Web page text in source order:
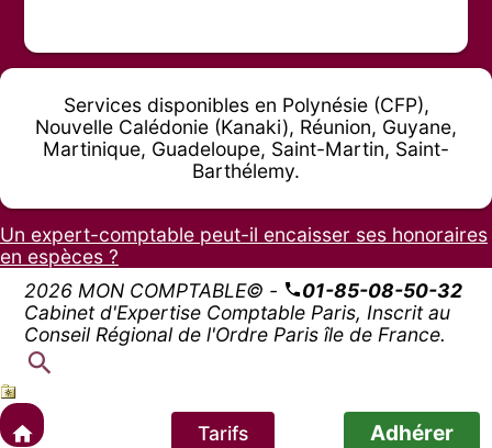
Services disponibles en Polynésie (CFP),
Nouvelle Calédonie (Kanaki), Réunion, Guyane,
Martinique, Guadeloupe, Saint-Martin, Saint-
Barthélemy.
Un expert-comptable peut-il encaisser ses honoraires
en espèces ?
2026 MON COMPTABLE© -
01-85-08-50-32
Cabinet d'Expertise Comptable Paris, Inscrit au
Conseil Régional de l'Ordre Paris île de France.
Tarifs Adhérer